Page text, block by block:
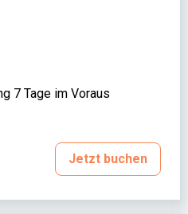
7 Tage im Voraus
Jetzt buchen